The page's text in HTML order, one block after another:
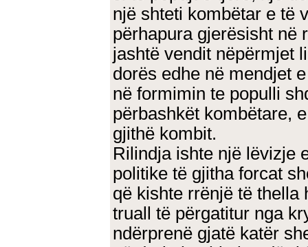
një shteti kombëtar e të
përhapura gjerësisht në
jashtë vendit nëpërmjet
dorës edhe në mendjet
në formimin te populli
përbashkët kombëtare,
gjithë kombit.
Rilindja ishte një lëvizje
politike të gjitha forcat
që kishte rrënjë të thella
truall të përgatitur nga
ndërprenë gjatë katër